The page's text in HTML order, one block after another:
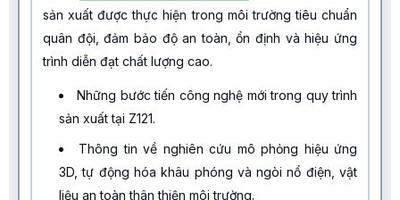
sản xuất được thực hiện trong môi trường tiêu chuẩn
quân đội, đảm bảo độ an toàn, ổn định và hiệu ứng
trình diễn đạt chất lượng cao.
Những bước tiến công nghệ mới trong quy trình
sản xuất tại Z121.
Thông tin về nghiên cứu mô phỏng hiệu ứng
3D, tự động hóa khâu phóng và ngòi nổ điện, vật
liệu an toàn thân thiện môi trường.